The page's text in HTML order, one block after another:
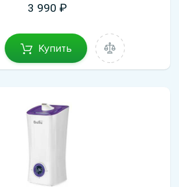
3 990
Купить